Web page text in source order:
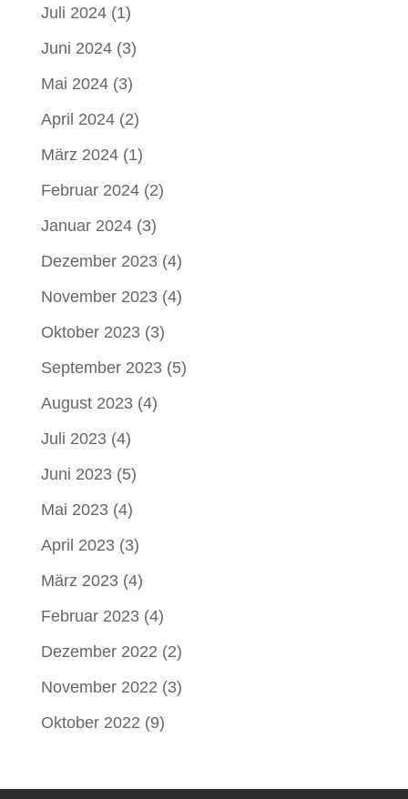
Juli 2024(1)
Juni 2024(3)
Mai 2024(3)
April 2024(2)
März 2024(1)
Februar 2024(2)
Januar 2024(3)
Dezember 2023(4)
November 2023(4)
Oktober 2023(3)
September 2023(5)
August 2023(4)
Juli 2023(4)
Juni 2023(5)
Mai 2023(4)
April 2023(3)
März 2023(4)
Februar 2023(4)
Dezember 2022 (2)
November 2022 (3)
Oktober 2022 (9)